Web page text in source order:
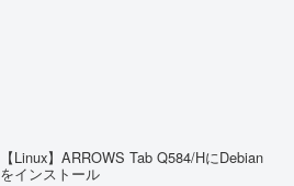
【Linux】ARROWS Tab Q584/HにDebian
をインストール